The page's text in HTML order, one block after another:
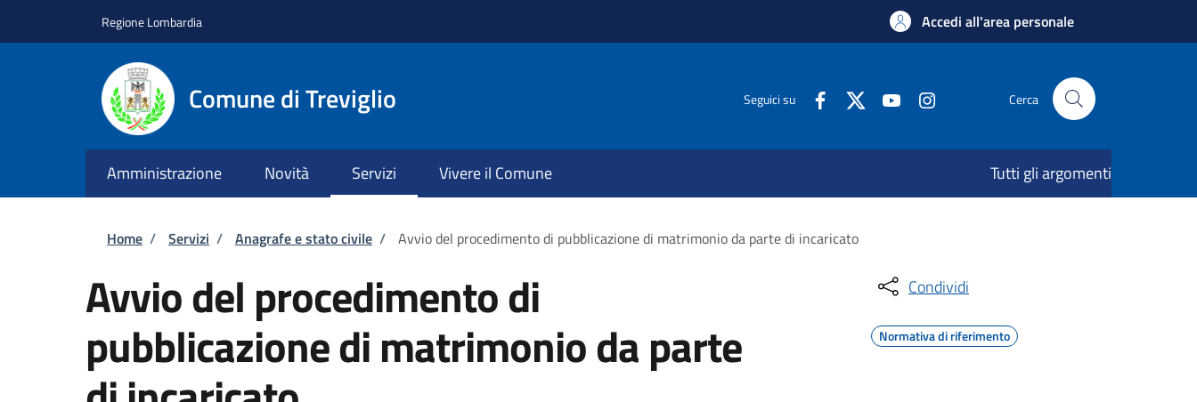
Regione Lombardia Accedi all'area personale
Comune di Treviglio Seguici su Cerca
Amministrazione Novità Servizi Vivere il Comune Tutti gli argomenti
Briciole di pane
Home / Servizi / Anagrafe e stato civile / Avvio del procedimento di pubblicazione di matrimonio da parte di incaricato
Avvio del procedimento di
pubblicazione di matrimonio da parte
Condividi
Normativa di riferimento